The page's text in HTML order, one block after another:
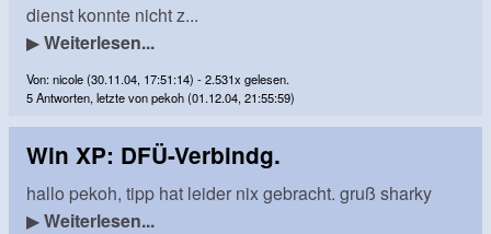
dienst konnte nicht z...
▶Weiterlesen...
Von: nicole (30.11.04, 17:51:14) - 2.531x gelesen.
5 Antworten, letzte von pekoh (01.12.04, 21:55:59)
Win XP: DFÜ-Verbindg.
hallo pekoh, tipp hat leider nix gebracht. gruß sharky
▶Weiterlesen...